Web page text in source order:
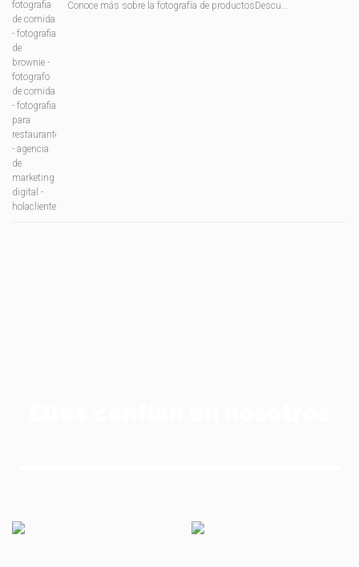
Conoce más sobre la fotografía de productosDescu...